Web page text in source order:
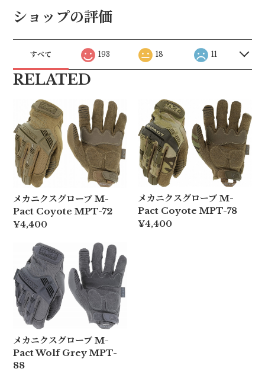
ショップの評価
すべて 193 18 11
RELATED
メカニクスグローブ M-
Pact Coyote MPT-72
¥4,400
メカニクスグローブ M-
Pact Coyote MPT-78
¥4,400
メカニクスグローブ M-
Pact Wolf Grey MPT-
88